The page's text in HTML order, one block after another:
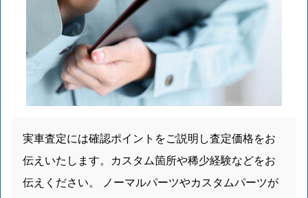
実車査定には確認ポイントをご説明し査定価格をお
伝えいたします。カスタム箇所や稀少経験などをお
伝えください。 ノーマルパーツやカスタムパーツが